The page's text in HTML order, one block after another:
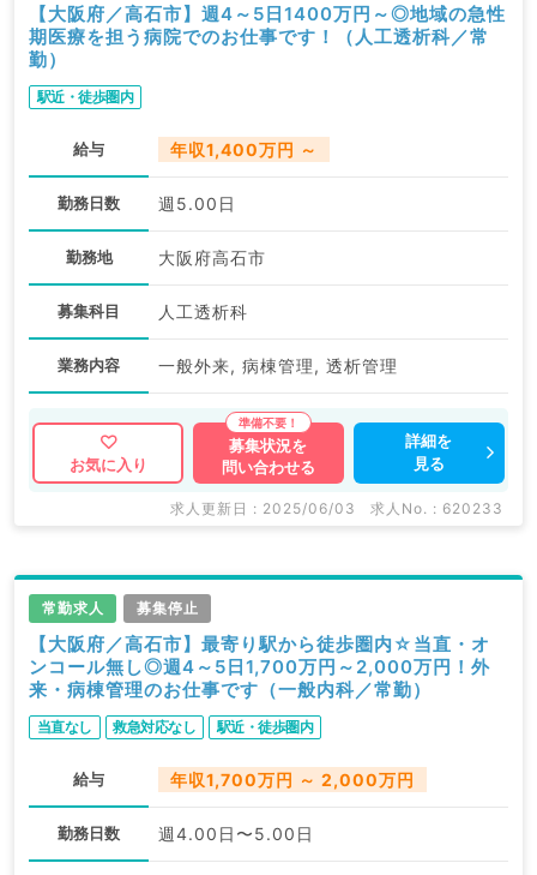
【大阪府／高石市】週4～5日1400万円～◎地域の急性
期医療を担う病院でのお仕事です！（人工透析科／常
勤）
駅近・徒歩圏内
給与 年収1,400万円 ～
勤務日数 週5.00日
勤務地 大阪府高石市
募集科目 人工透析科
業務内容 一般外来, 病棟管理, 透析管理
お気に入り
募集状況を
問い合わせる
詳細を
見る
求人更新日 : 2025/06/03 求人No. : 620233
常勤求人 募集停止
【大阪府／高石市】最寄り駅から徒歩圏内☆当直・オ
ンコール無し◎週4～5日1,700万円～2,000万円！外
来・病棟管理のお仕事です（一般内科／常勤）
当直なし 救急対応なし 駅近・徒歩圏内
給与 年収1,700万円 ～ 2,000万円
勤務日数 週4.00日〜5.00日